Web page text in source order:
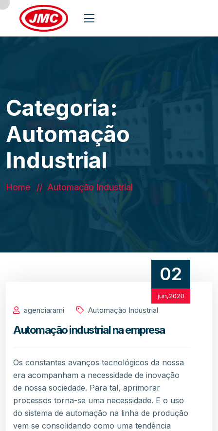
Categoria:
Automação
Industrial
Home Automação Industrial
02
jun,2020
agenciarami Automação Industrial
Automação industrial na empresa
Os constantes avanços tecnológicos da nossa
era acompanham a necessidade de inovação
de nossa sociedade. Para tal, aprimorar
processos torna-se uma necessidade. E o uso
do sistema de automação na linha de produção
vem se consolidando como uma tendência